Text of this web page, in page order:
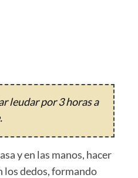
leudar por 3 horas a
y en las manos, hacer
los dedos, formando